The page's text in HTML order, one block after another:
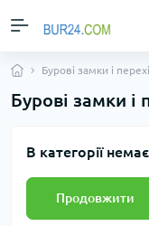
Бурові замки і
Бурові замки і
В категорії
Продовжити